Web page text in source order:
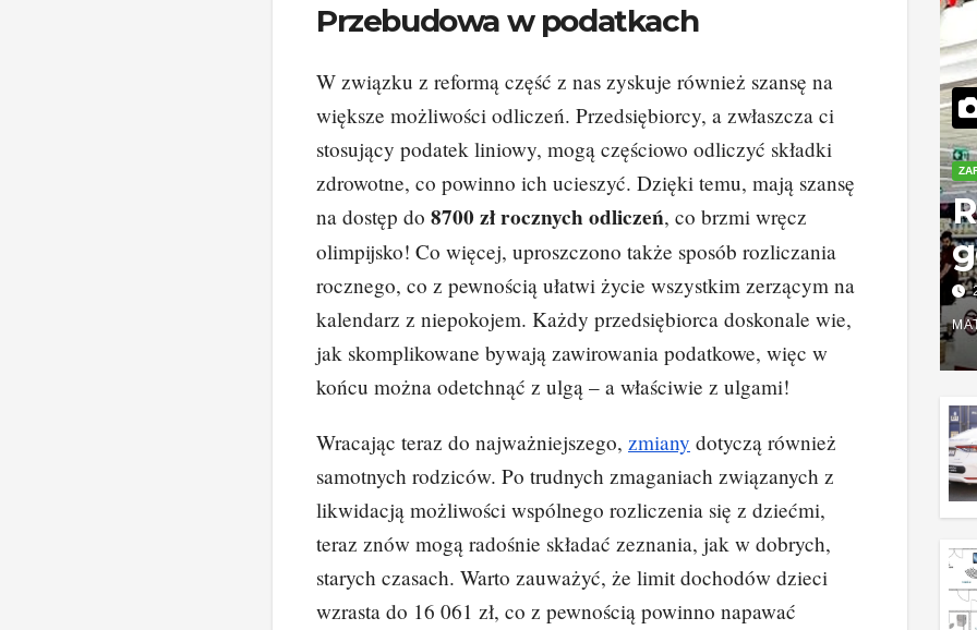
Przebudowa w podatkach
W związku z reformą część z nas zyskuje również szansę na
większe możliwości odliczeń. Przedsiębiorcy, a zwłaszcza ci
stosujący podatek liniowy, mogą częściowo odliczyć składki
zdrowotne, co powinno ich ucieszyć. Dzięki temu, mają szansę
na dostęp do 8700 zł rocznych odliczeń, co brzmi wręcz
olimpijsko! Co więcej, uproszczono także sposób rozliczania
rocznego, co z pewnością ułatwi życie wszystkim zerzącym na
kalendarz z niepokojem. Każdy przedsiębiorca doskonale wie,
jak skomplikowane bywają zawirowania podatkowe, więc w
końcu można odetchnąć z ulgą – a właściwie z ulgami!
Wracając teraz do najważniejszego, zmiany dotyczą również
samotnych rodziców. Po trudnych zmaganiach związanych z
likwidacją możliwości wspólnego rozliczenia się z dziećmi,
teraz znów mogą radośnie składać zeznania, jak w dobrych,
starych czasach. Warto zauważyć, że limit dochodów dzieci
wzrasta do 16 061 zł, co z pewnością powinno napawać